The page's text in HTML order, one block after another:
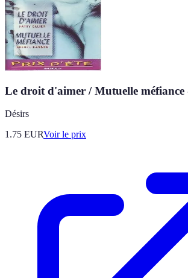
Le droit d'aimer / Mutuelle méfiance
Désirs
1.75 EURVoir le prix